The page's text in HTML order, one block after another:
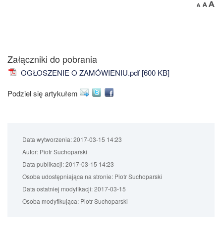
Załączniki do pobrania
OGŁOSZENIE O ZAMÓWIENIU.pdf [600 KB]
Podziel się artykułem
Data wytworzenia:2017-03-15 14:23
Autor: Piotr Suchoparski
Data publikacji:2017-03-15 14:23
Osoba udostępniająca na stronie: Piotr Suchoparski
Data ostatniej modyfikacji:2017-03-15
Osoba modyfikująca: Piotr Suchoparski